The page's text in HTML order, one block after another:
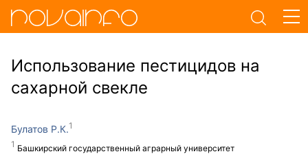
Использование пестицидов на
сахарной свекле
Булатов Р.К.
Башкирский государственный аграрный университет